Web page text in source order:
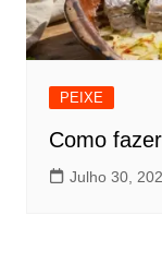
PEIXE
Como
Julho 30,